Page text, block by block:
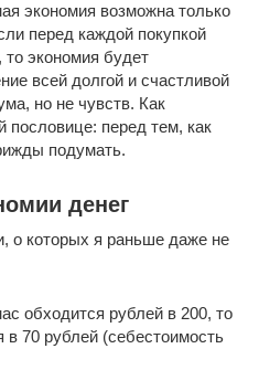
экономия возможна только
перед каждой покупкой
то экономия будет
всей долгой и счастливой
но не чувств. Как
пословице: перед тем, как
подумать.
денег
о которых я раньше даже не
обходится рублей в 200, то
70 рублей (себестоимость